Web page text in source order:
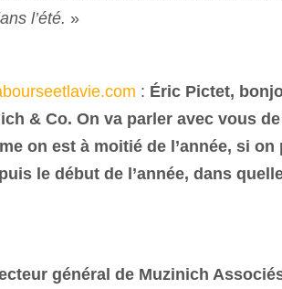
l’été. »
: Éric Pictet,
& Co. On va parler avec vous
on est à moitié de l’année, si
le début de l’année, dans
général de Muzinich